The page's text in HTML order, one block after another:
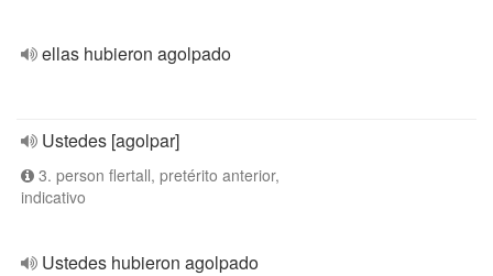
ellas hubieron agolpado
Ustedes [agolpar]
3. person flertall, pretérito anterior,
indicativo
Ustedes hubieron agolpado